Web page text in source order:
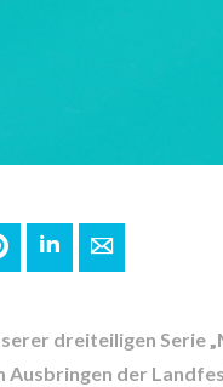
PinterestLinkedInE-mail
dreiteiligen Serie
Ausbringen der